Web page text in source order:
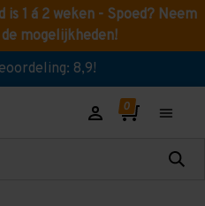
1 á 2 weken - Spoed? Neem
mogelijkheden!
8,9!